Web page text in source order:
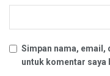
Simpan nama, email,
untuk komentar saya